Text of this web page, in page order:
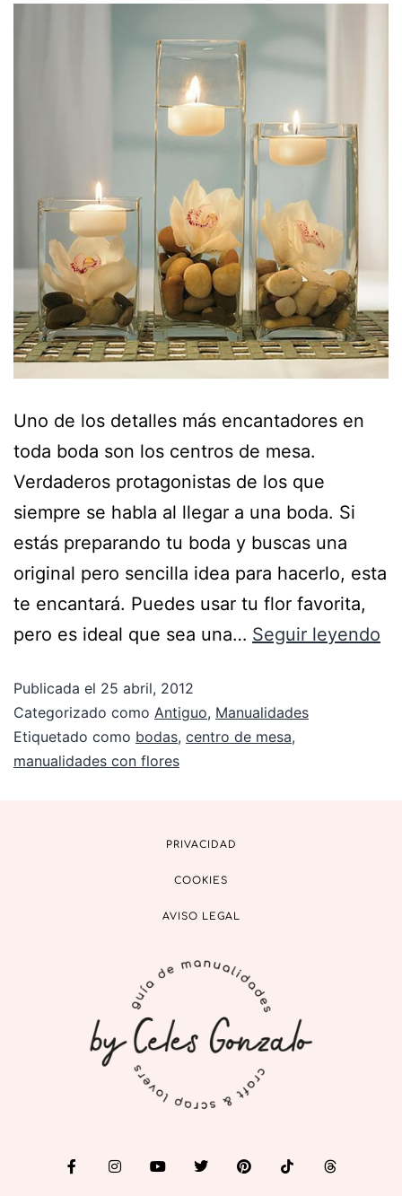
Uno de los detalles más encantadores en
toda boda son los centros de mesa.
Verdaderos protagonistas de los que
siempre se habla al llegar a una boda. Si
estás preparando tu boda y buscas una
original pero sencilla idea para hacerlo, esta
te encantará. Puedes usar tu flor favorita,
pero es ideal que sea una… Seguir leyendo
Publicada el 25 abril, 2012
Categorizado como Antiguo, Manualidades
Etiquetado como bodas, centro de mesa,
manualidades con flores
PRIVACIDAD
COOKIES
AVISO LEGAL